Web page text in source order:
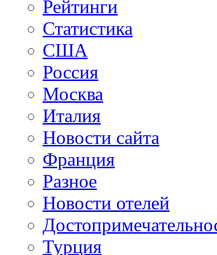
Рейтинги
Статистика
США
Россия
Москва
Италия
Новости сайта
Франция
Разное
Новости отелей
Турция